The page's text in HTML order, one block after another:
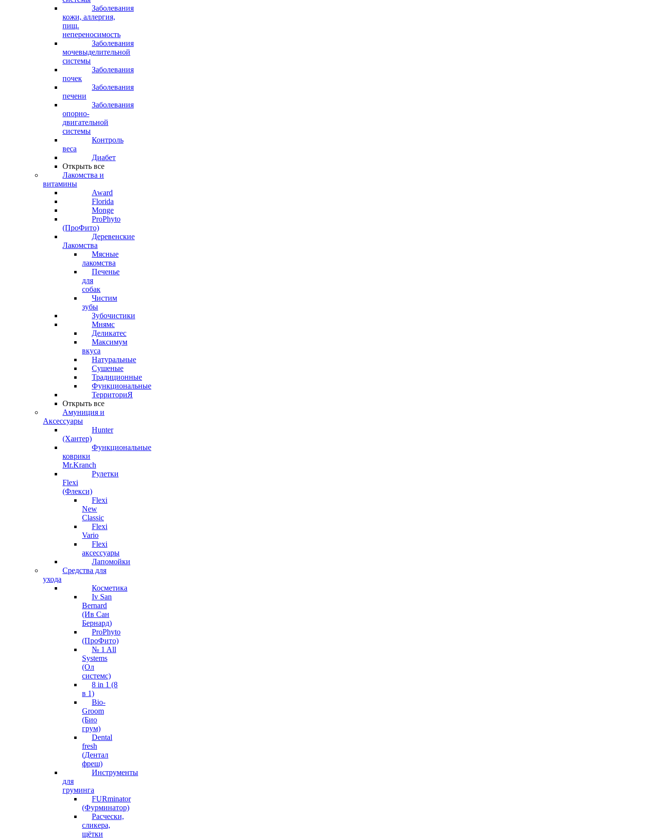
Заболевания
кожи, аллергия,
пищ.
непереносимость
Заболевания
мочевыделительной
системы
Заболевания
почек
Заболевания
печени
Заболевания
опорно-
двигательной
системы
Контроль
веса
Диабет
Открыть все
Лакомства и
витамины
Award
Florida
Monge
ProPhyto
(ПроФито)
Деревенские
Лакомства
Мясные
лакомства
Печенье
для
собак
Чистим
зубы
Зубочистики
Мнямс
Деликатес
Максимум
вкуса
Натуральные
Сушеные
Традиционные
Функциональные
ТерриториЯ
Открыть все
Амуниция и
Аксессуары
Hunter
(Хантер)
Функциональные
коврики
Mr.Kranch
Рулетки
Flexi
(Флекси)
Flexi
New
Classic
Flexi
Vario
Flexi
аксессуары
Лапомойки
Средства для
ухода
Косметика
Iv San
Bernard
(Ив Сан
Бернард)
ProPhyto
(ПроФито)
№ 1 All
Systems
(Ол
системс)
8 in 1 (8
в 1)
Bio-
Groom
(Био
грум)
Dental
fresh
(Дентал
фреш)
Инструменты
для
груминга
FURminator
(Фурминатор)
Расчески,
сликера,
щётки